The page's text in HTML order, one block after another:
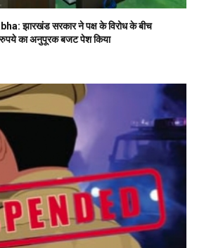
झारखंड सरकार ने पक्ष के विरोध के बीच
का अनुपूरक बजट पेश किया